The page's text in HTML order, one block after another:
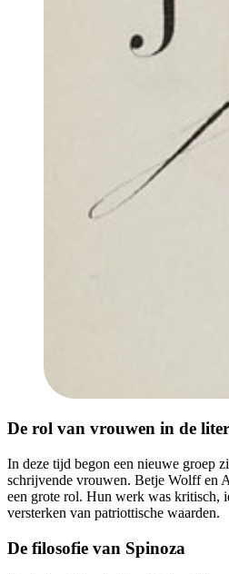
De rol van vrouwen in de
In deze tijd begon een nieuwe groep
schrijvende vrouwen. Betje Wolff en
een grote rol. Hun werk was kritisch,
versterken van patriottische waarden.
De filosofie van Spinoza